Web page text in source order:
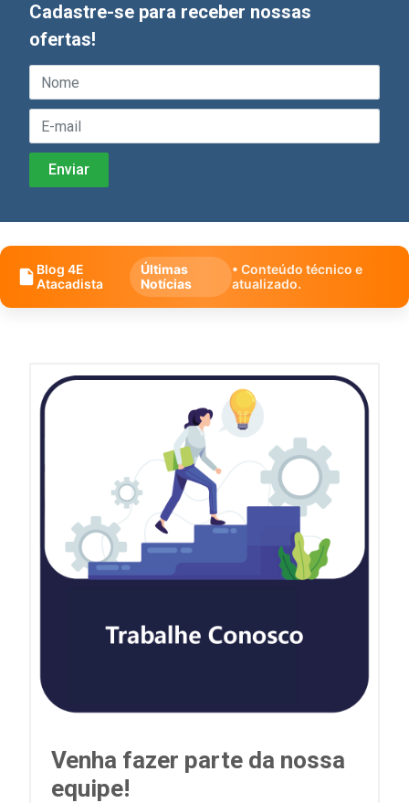
Cadastre-se para receber nossas
ofertas!
Blog 4E
Atacadista
Últimas
Notícias
• Conteúdo técnico e
atualizado.
Venha fazer parte da nossa
equipe!